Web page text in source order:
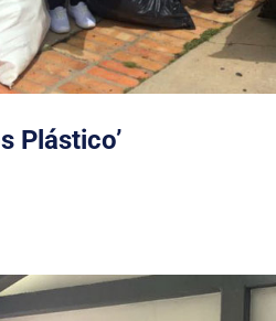
Plástico’